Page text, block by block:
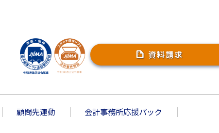
資料請求
顧問先連動
会計事務所応援パック